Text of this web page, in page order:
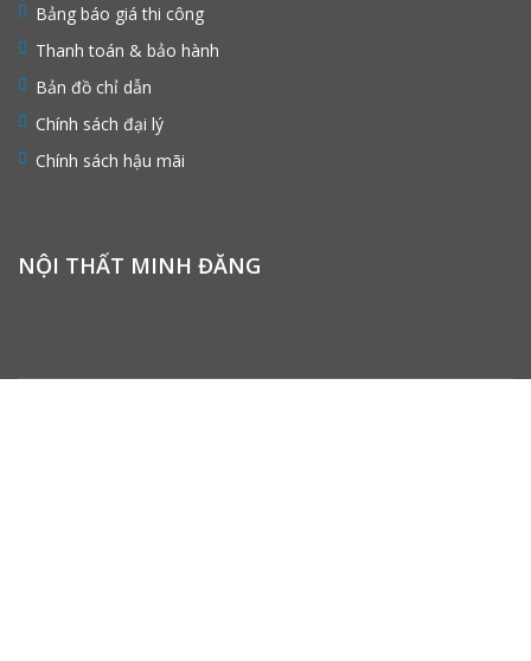
Bảng báo giá thi công
Thanh toán & bảo hành
Bản đồ chỉ dẫn
Chính sách đại lý
Chính sách hậu mãi
NỘI THẤT MINH ĐĂNG